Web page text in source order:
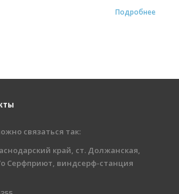
Ветратория Египет
Подробнее
связаться так:
край, ст. Должанская,
о Серфприют, виндсерф-станция